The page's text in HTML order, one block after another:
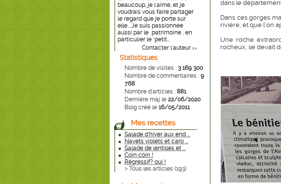
beaucoup, je l'aime, et je
voudrais vous faire partager
le regard que je porte sur
elle....Je suis passionnée
aussi par le patrimoine , en
particulier le "petit...
Contacter l'auteur >>
Statistiques
Nombre de visites : 3 169 300
Nombre de commentaires : 9
768
Nombre d'articles : 881
Dernière màj le 22/06/2020
Blog créé le 16/05/2011
Mes recettes
Salade d'hiver aux end ...
Navets violets et caro ...
Salade de lentilles et ...
Coin coin !
Régressif? oui !
> Tous les articles (193)
dans le
Dans ces gorges
rivière, et que l’on
Une roche
rocheux, se devait